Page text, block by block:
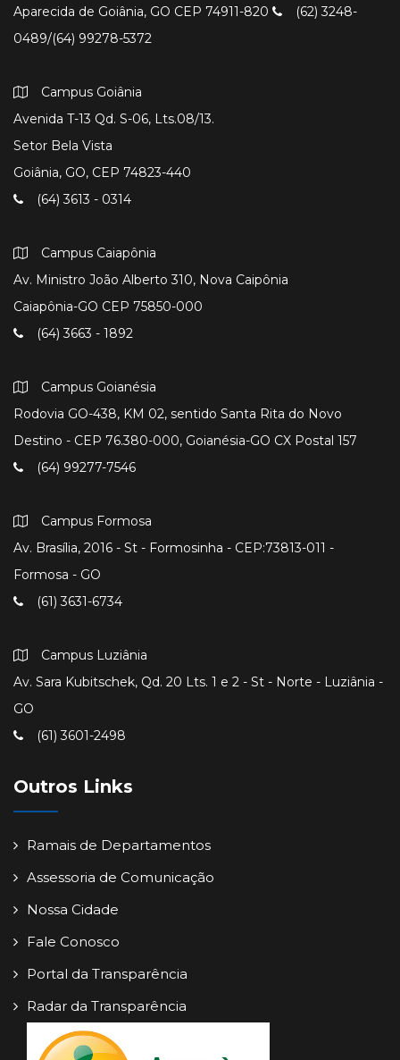
Aparecida de Goiânia, GO CEP 74911-820
(62) 3248-
0489/(64) 99278-5372
Campus Goiânia
Avenida T-13 Qd. S-06, Lts.08/13.
Setor Bela Vista
Goiânia, GO, CEP 74823-440
(64) 3613 - 0314
Campus Caiapônia
Av. Ministro João Alberto 310, Nova Caipônia
Caiapônia-GO CEP 75850-000
(64) 3663 - 1892
Campus Goianésia
Rodovia GO-438, KM 02, sentido Santa Rita do Novo
Destino - CEP 76.380-000, Goianésia-GO CX Postal 157
(64) 99277-7546
Campus Formosa
Av. Brasília, 2016 - St - Formosinha - CEP:73813-011 -
Formosa - GO
(61) 3631-6734
Campus Luziânia
Av. Sara Kubitschek, Qd. 20 Lts. 1 e 2 - St - Norte - Luziânia -
GO
(61) 3601-2498
Outros Links
Ramais de Departamentos
Assessoria de Comunicação
Nossa Cidade
Fale Conosco
Portal da Transparência
Radar da Transparência